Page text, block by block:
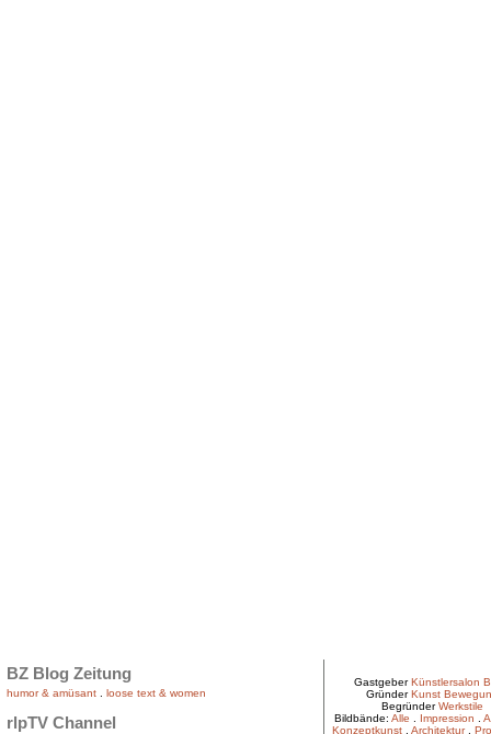
BZ Blog Zeitung
humor & amüsant loose text & women
rlpTV Channel
GastgeberKünstlersalon
GründerKunst
BegründerWerkstile
Bildbände: Alle Impression
Konzeptkunst. Architektur.